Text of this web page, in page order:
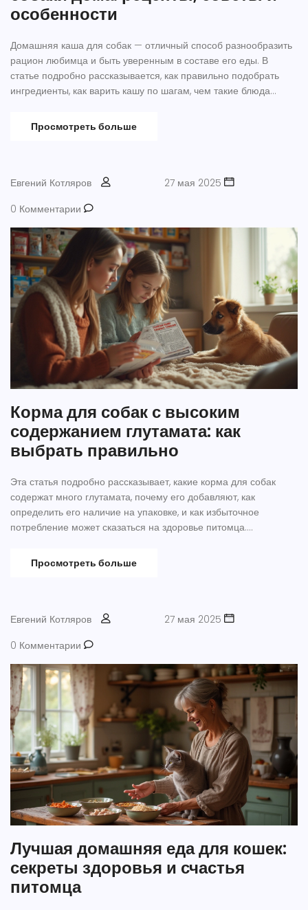
особенности
Домашняя каша для собак — отличный способ разнообразить
рацион любимца и быть уверенным в составе его еды. В
статье подробно рассказывается, как правильно подобрать
ингредиенты, как варить кашу по шагам, чем такие блюда
факты о питании собак, советы по выбору круп и мяса, а также
простые понятные рецепты, подходящие даже для новичков.
Просмотреть больше
Евгений Котляров
27 мая 2025
0 Комментарии
Корма для собак с высоким
содержанием глутамата: как
выбрать правильно
Эта статья подробно рассказывает, какие корма для собак
содержат много глутамата, почему его добавляют, как
определить его наличие на упаковке, и как избыточное
потребление может сказаться на здоровье питомца.
содержанием глутамата, а также практические советы для
внимательных хозяев. Объясняется, стоит ли опасаться этого
Просмотреть больше
Евгений Котляров
27 мая 2025
0 Комментарии
Лучшая домашняя еда для кошек:
секреты здоровья и счастья
питомца